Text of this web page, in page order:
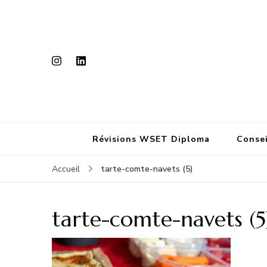
Révisions WSET Diploma
Accueil tarte-comte-navets (5)
tarte-comte-navets